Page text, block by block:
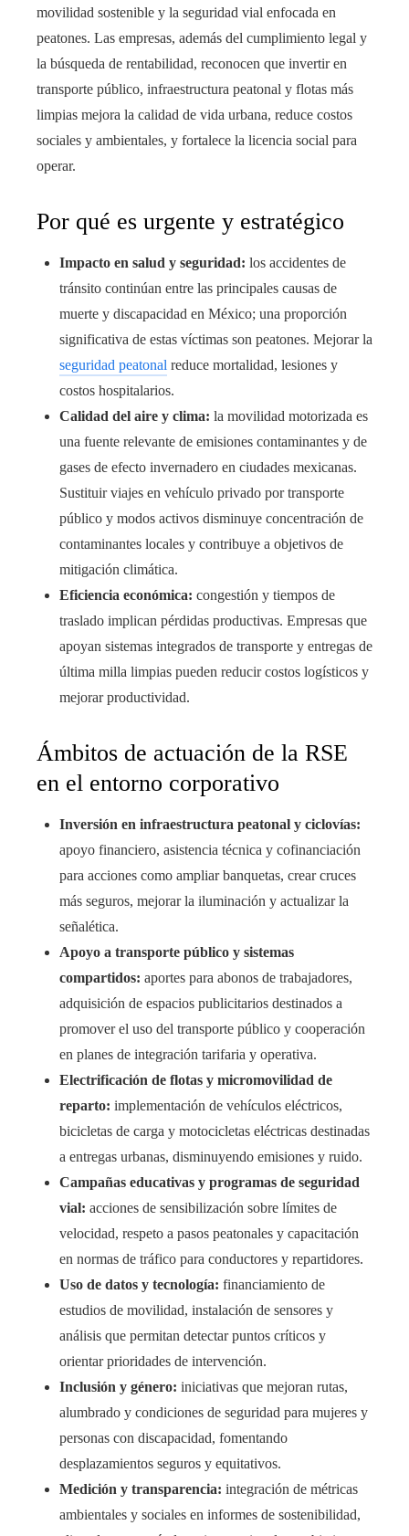
movilidad sostenible y la seguridad vial enfocada en
peatones. Las empresas, además del cumplimiento legal y
la búsqueda de rentabilidad, reconocen que invertir en
transporte público, infraestructura peatonal y flotas más
limpias mejora la calidad de vida urbana, reduce costos
sociales y ambientales, y fortalece la licencia social para
operar.
Por qué es urgente y estratégico
Impacto en salud y seguridad: los accidentes de
tránsito continúan entre las principales causas de
muerte y discapacidad en México; una proporción
significativa de estas víctimas son peatones. Mejorar la
seguridad peatonal reduce mortalidad, lesiones y
costos hospitalarios.
Calidad del aire y clima: la movilidad motorizada es
una fuente relevante de emisiones contaminantes y de
gases de efecto invernadero en ciudades mexicanas.
Sustituir viajes en vehículo privado por transporte
público y modos activos disminuye concentración de
contaminantes locales y contribuye a objetivos de
mitigación climática.
Eficiencia económica: congestión y tiempos de
traslado implican pérdidas productivas. Empresas que
apoyan sistemas integrados de transporte y entregas de
última milla limpias pueden reducir costos logísticos y
mejorar productividad.
Ámbitos de actuación de la RSE
en el entorno corporativo
Inversión en infraestructura peatonal y ciclovías:
apoyo financiero, asistencia técnica y cofinanciación
para acciones como ampliar banquetas, crear cruces
más seguros, mejorar la iluminación y actualizar la
señalética.
Apoyo a transporte público y sistemas
compartidos: aportes para abonos de trabajadores,
adquisición de espacios publicitarios destinados a
promover el uso del transporte público y cooperación
en planes de integración tarifaria y operativa.
Electrificación de flotas y micromovilidad de
reparto: implementación de vehículos eléctricos,
bicicletas de carga y motocicletas eléctricas destinadas
a entregas urbanas, disminuyendo emisiones y ruido.
Campañas educativas y programas de seguridad
vial: acciones de sensibilización sobre límites de
velocidad, respeto a pasos peatonales y capacitación
en normas de tráfico para conductores y repartidores.
Uso de datos y tecnología: financiamiento de
estudios de movilidad, instalación de sensores y
análisis que permitan detectar puntos críticos y
orientar prioridades de intervención.
Inclusión y género: iniciativas que mejoran rutas,
alumbrado y condiciones de seguridad para mujeres y
personas con discapacidad, fomentando
desplazamientos seguros y equitativos.
Medición y transparencia: integración de métricas
ambientales y sociales en informes de sostenibilidad,